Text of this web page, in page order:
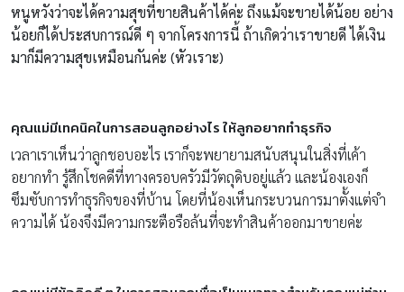
หนูหวังว่าจะได้ความสุขที่ขายสินค้าได้ค่ะ ถึงแม้จะขายได้น้อย อย่าง
น้อยก็ได้ประสบการณ์ดี ๆ จากโครงการนี้ ถ้าเกิดว่าเราขายดี ได้เงิน
มาก็มีความสุขเหมือนกันค่ะ (หัวเราะ)
คุณแม่มีเทคนิคในการสอนลูกอย่างไร ให้ลูกอยากทำธุรกิจ
เวลาเราเห็นว่าลูกชอบอะไร เราก็จะพยายามสนับสนุนในสิ่งที่เค้า
อยากทำ รู้สึกโชคดีที่ทางครอบครัวมีวัตถุดิบอยู่แล้ว และน้องเองก็
ซึมซับการทำธุรกิจของที่บ้าน โดยที่น้องเห็นกระบวนการมาตั้งแต่จำ
ความได้ น้องจึงมีความกระตือรือล้นที่จะทำสินค้าออกมาขายค่ะ